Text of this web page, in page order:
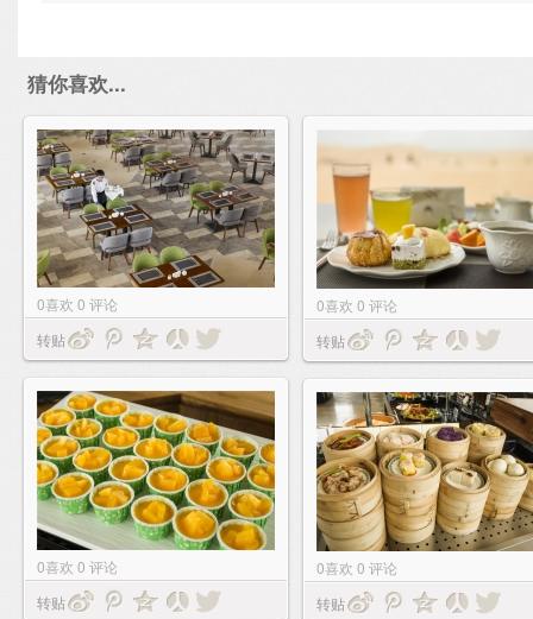
猜你喜欢...
0喜欢 0 评论
转贴
0喜欢 0 评论
转贴
0喜欢 0 评论
转贴
0喜欢 0 评论
转贴